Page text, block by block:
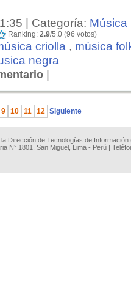
| Categoría: Música
Ranking: 2.9/5.0 (96 votos)
criolla , música
negra
|
9 10 11 12 Siguiente
Dirección de Tecnologías de
N° 1801, San Miguel, Lima - Perú |